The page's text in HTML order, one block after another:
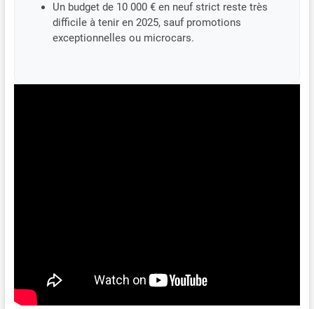
Un budget de 10 000 € en neuf strict reste très
difficile à tenir en 2025, sauf promotions
exceptionnelles ou microcars.